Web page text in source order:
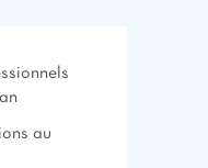
au